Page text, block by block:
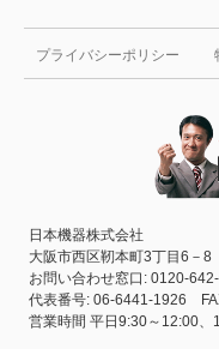
プライバシーポリシー
日本機器株式会社
大阪市西区靭本町3丁目6－
お問い合わせ窓口: 0120-
代表番号: 06-6441-1926
営業時間 平日9:30～12:00、